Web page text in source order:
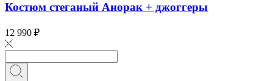
Костюм стеганый Анорак + джоггеры
12 990 ₽